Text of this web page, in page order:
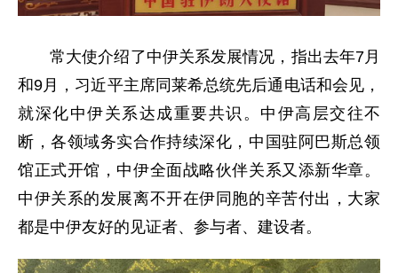
常大使介绍了中伊关系发展情况，指出去年7月
和9月，习近平主席同莱希总统先后通电话和会见，
就深化中伊关系达成重要共识。中伊高层交往不
断，各领域务实合作持续深化，中国驻阿巴斯总领
馆正式开馆，中伊全面战略伙伴关系又添新华章。
中伊关系的发展离不开在伊同胞的辛苦付出，大家
都是中伊友好的见证者、参与者、建设者。